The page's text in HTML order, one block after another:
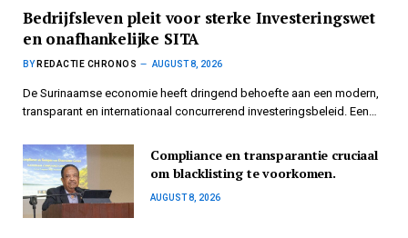
Bedrijfsleven pleit voor sterke Investeringswet
en onafhankelijke SITA
BY REDACTIE CHRONOS AUGUST 8, 2026
De Surinaamse economie heeft dringend behoefte aan een modern,
transparant en internationaal concurrerend investeringsbeleid. Een…
Compliance en transparantie cruciaal
om blacklisting te voorkomen.
AUGUST 8, 2026